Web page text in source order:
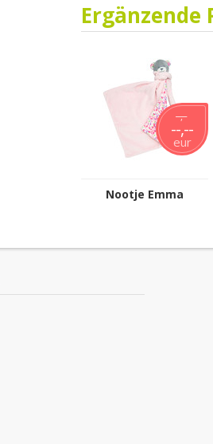
Ergänzende
--,--
--,--
eur
Nootje Emma